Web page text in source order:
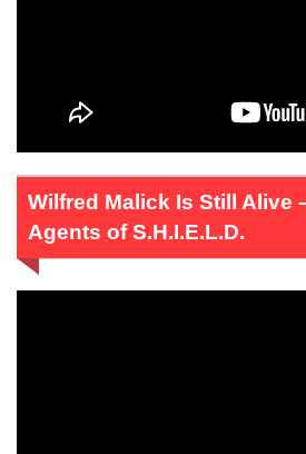
Wilfred Malick Is Still Alive
Agents of S.H.I.E.L.D.